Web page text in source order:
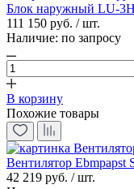
Блок наружный LU-
111 150 руб. / шт.
Наличие: по запросу
В корзину
Похожие товары
Вентилятор Ebmpapst
42 219 руб. / шт.